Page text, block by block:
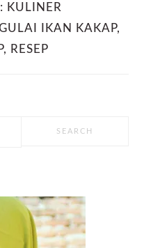
KULINER
IKAN KAKAP,
, RESEP